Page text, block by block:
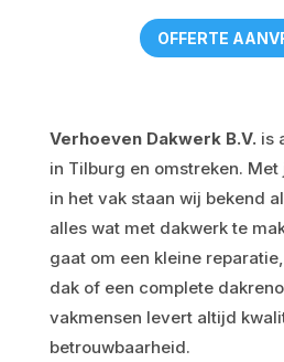
OFFERTE
Verhoeven Dakwerk B.V. is
in Tilburg en omstreken.
in het vak staan wij bekend
alles wat met dakwerk te
gaat om een kleine
dak of een complete
vakmensen levert altijd
betrouwbaarheid.